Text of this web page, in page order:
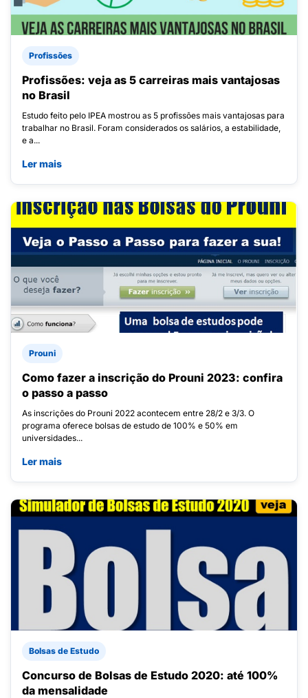
Profissões
Profissões: veja as 5 carreiras mais vantajosas
no Brasil
Estudo feito pelo IPEA mostrou as 5 profissões mais vantajosas para
trabalhar no Brasil. Foram considerados os salários, a estabilidade,
e a...
Ler mais
Prouni
Como fazer a inscrição do Prouni 2023: confira
o passo a passo
As inscrições do Prouni 2022 acontecem entre 28/2 e 3/3. O
programa oferece bolsas de estudo de 100% e 50% em
universidades...
Ler mais
Bolsas de Estudo
Concurso de Bolsas de Estudo 2020: até 100%
da mensalidade